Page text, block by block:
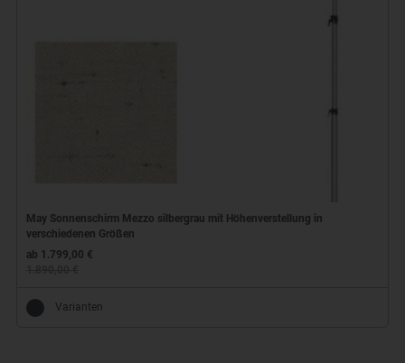
May Sonnenschirm Mezzo silbergrau mit Höhenverstellung in
verschiedenen Größen
ab 1.799,00 €
Varianten